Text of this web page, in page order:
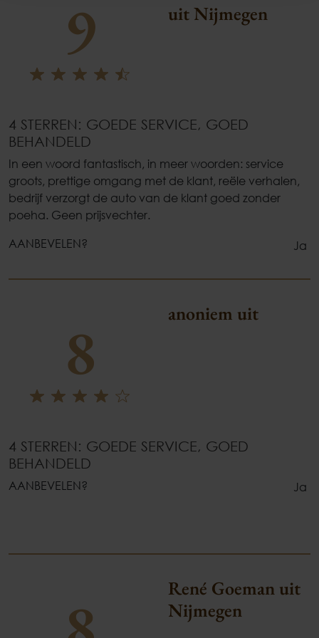
9
uit Nijmegen
4 STERREN: GOEDE SERVICE, GOED
BEHANDELD
In een woord fantastisch, in meer woorden: service
groots, prettige omgang met de klant, reële verhalen,
bedrijf verzorgt de auto van de klant goed zonder
poeha. Geen prijsvechter.
AANBEVELEN?
Ja
8 anoniem uit
4 STERREN: GOEDE SERVICE, GOED
BEHANDELD
AANBEVELEN? Ja
René Goeman uit
Nijmegen